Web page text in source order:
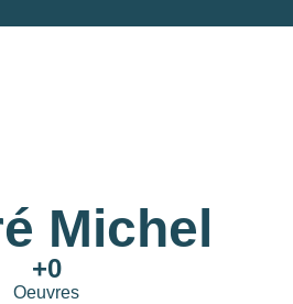
Michel
Oeuvres
+0